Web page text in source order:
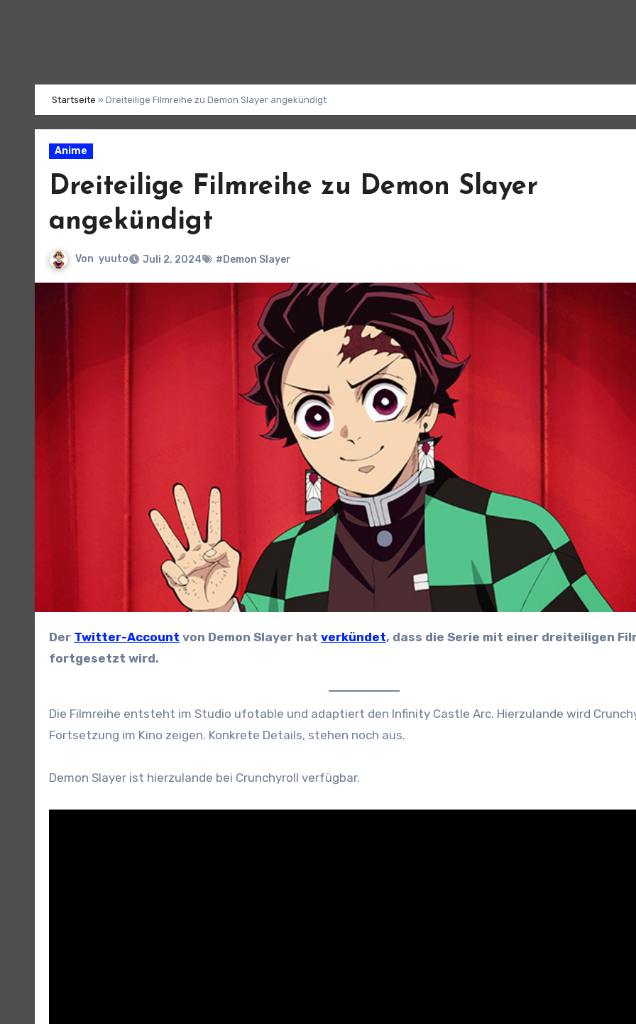
Startseite » Dreiteilige Filmreihe zu Demon Slayer angekündigt
Anime
Dreiteilige Filmreihe zu Demon Slayer
angekündigt
Von yuuto Juli 2, 2024 #Demon Slayer
Der Twitter-Account von Demon Slayer hat verkündet, dass die Serie mit einer dreiteiligen
fortgesetzt wird.
Die Filmreihe entsteht im Studio ufotable und adaptiert den Infinity Castle Arc. Hierzulande wird
Fortsetzung im Kino zeigen. Konkrete Details, stehen noch aus.
Demon Slayer ist hierzulande bei Crunchyroll verfügbar.